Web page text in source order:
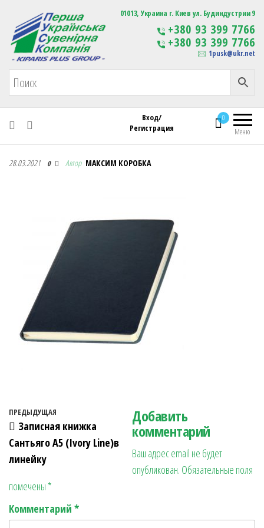
Первая Украинская Сувенирная Компания Изготовление
сувенирной продукции
с логотипом
01013, Украина г. Киев ул. Будиндустрии 9
+380 93 399 7766
+380 93 399 7766
1pusk@ukr.net
Меню
0
Вход/
Регистрация
Первая Украинская Сувенирная Компания
28.03.2021 0 Автор МАКСИМ КОРОБКА
Навигация по записям
Предыдущая запись
ПРЕДЫДУЩАЯ
Записная книжка
Сантьяго А5 (Ivory Line)в
линейку
Добавить
комментарий
Ваш адрес email не будет
опубликован. Обязательные поля
помечены *
Комментарий *